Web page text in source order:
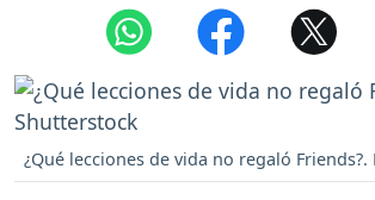
¿Qué lecciones de vida no regaló